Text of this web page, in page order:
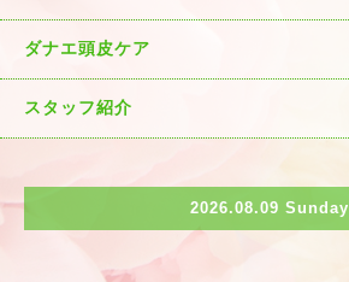
ダナエ頭皮ケア
スタッフ紹介
2026.08.09 Sunday